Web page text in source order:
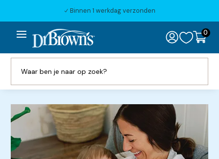
N Binnen 1 werkdag verzonden
 0